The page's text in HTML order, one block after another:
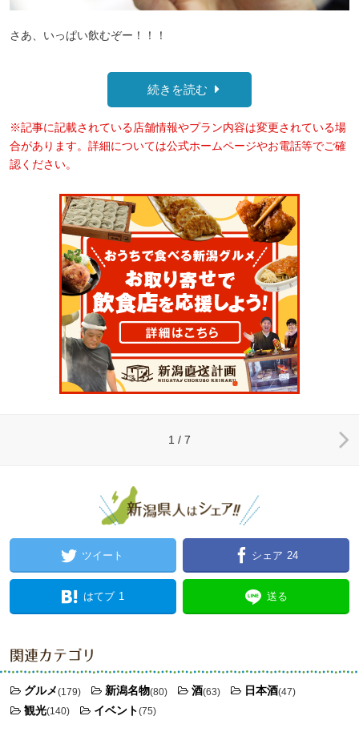
さあ、いっぱい飲むぞー！！！
続きを読む
※記事に記載されている店舗情報やプラン内容は変更されている場
合があります。詳細については公式ホームページやお電話等でご確
認ください。
1 / 7
ツイート シェア 24
はてブ 1 送る
関連カテゴリ
グルメ(179) 新潟名物(80) 酒(63) 日本酒(47)
観光(140) イベント(75)